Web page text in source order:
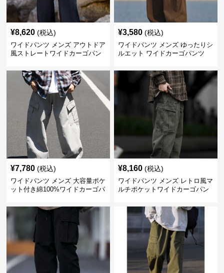
¥8,620 (税込)
ワイドパンツ メンズ アウトドア
風ストレートワイドカーゴパン
¥3,580 (税込)
ワイドパンツ メンズ ゆったりシ
ルエット ワイドカーゴパンツ
¥7,780 (税込)
ワイドパンツ メンズ 大容量ポケ
ット付き綿100%ワイドカーゴパ
¥8,160 (税込)
ワイドパンツ メンズ レトロ風マ
ルチポケットワイドカーゴパン